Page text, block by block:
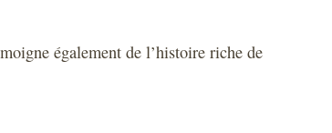
également de l’histoire riche de